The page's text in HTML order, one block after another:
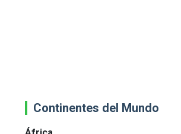
Continentes del Mundo